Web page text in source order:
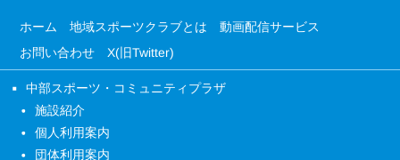
ホーム 地域スポーツクラブとは 動画配信サービス
お問い合わせ X(旧Twitter)
中部スポーツ・コミュニティプラザ
施設紹介
個人利用案内
団体利用案内